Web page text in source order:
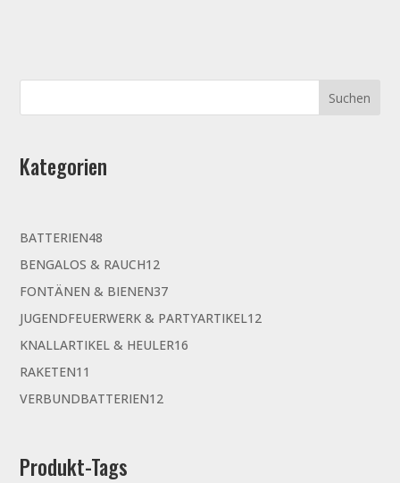
Kategorien
BATTERIEN48
Produkte
BENGALOS & RAUCH1212
Produkte
FONTÄNEN & BIENEN3737
Produkte
JUGENDFEUERWERK & PARTYARTIKEL1212
KNALLARTIKEL & HEULER16
RAKETEN11
Produkte
VERBUNDBATTERIEN1212
Produkt-Tags